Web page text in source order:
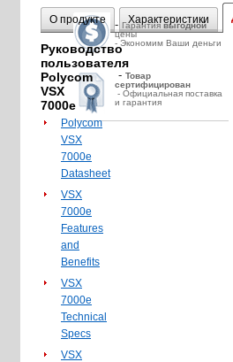
- Гарантиявыгодной
цены
- Экономим Ваши деньги
- Товар
сертифицирован
- Официальная поставка
и гарантия
О продукте Характеристики
Руководство
пользователя
Polycom
VSX
7000e
Polycom
VSX
7000e
Datasheet
VSX
7000e
Features
and
Benefits
VSX
7000e
Technical
Specs
VSX